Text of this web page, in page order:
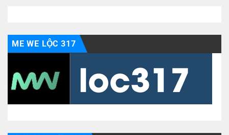
ME WE LỘC 317